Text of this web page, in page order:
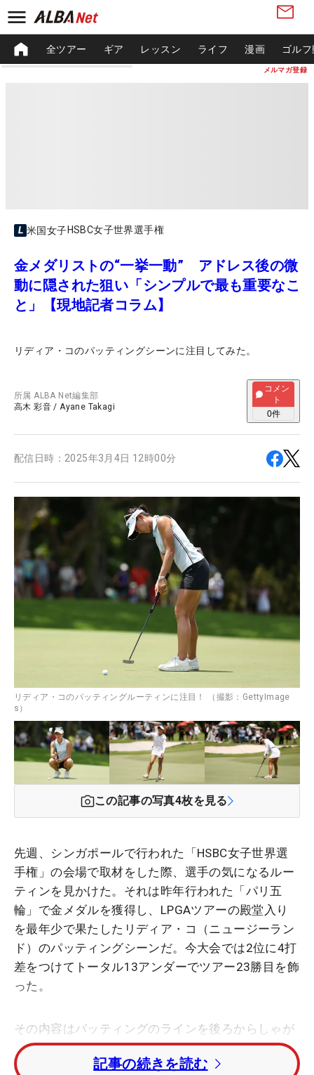
メルマガ登録
全ツアー ギア レッスン ライフ 漫画 ゴル
米国女子HSBC女子世界選手権
金メダリストの“一挙一動” アドレス後の微
動に隠された狙い「シンプルで最も重要なこ
と」【現地記者コラム】
リディア・コのパッティングシーンに注目してみた。
所属ALBA Net編集部
高木 彩音 /Ayane Takagi
コメン
ト
0件
配信日時： 2025年3月4日 12時00分
リディア・コのパッティングルーティンに注目！ （撮影：GettyImage
s）
この記事の写真4枚を見る
先週、シンガポールで行われた「HSBC女子世界選
手権」の会場で取材をした際、選手の気になるルー
ティンを見かけた。それは昨年行われた「パリ五
輪」で金メダルを獲得し、LPGAツアーの殿堂入り
を最年少で果たしたリディア・コ（ニュージーラン
ド）のパッティングシーンだ。今大会では2位に4打
差をつけてトータル13アンダーでツアー23勝目を飾
った。
その内容はパッティングのラインを後ろからしゃが
んで読み、そのあとにアドレスをするのだが、一度
両手で握ったあとに左手をグリップの下側に一度下
記事の続きを読む